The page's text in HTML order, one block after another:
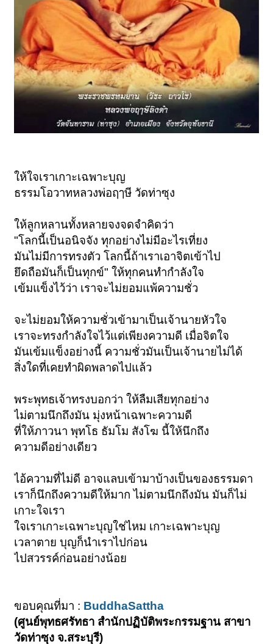
ให้ใจเราเกาะเฉพาะบุญ
ธรรมโอวาทหลวงพ่อฤๅษี วัดท่าซุง
ให้ลูกหลานทั้งหลายจงจดจำคิดว่า
"โลกนี้เป็นอนิจจัง ทุกอย่างไม่มีอะไรเที่ยง
มันไม่มีการทรงตัว โลกนี้ถ้าเราเอาจิตเข้าไป
ยึดถือมันก็เป็นทุกข์" ให้ทุกคนทำกำลังใจ
เข้มแข็งไว้ว่า เราจะไม่ยอมแพ้ความชั่ว
จะไม่ยอมให้ความชั่วเข้ามาเป็นเจ้านายหัวใจ
เราจะทรงกำลังใจไว้แต่เพียงความดี เมื่อจิตใจ
มันเข้มแข็งอย่างนี้ ความชั่วมันเป็นเจ้านายไม่ได้
สิ่งใดที่เคยทำผิดพลาดไปแล้ว
พระพุทธเจ้าทรงบอกว่า ให้ลืมเสียทุกอย่าง
ไม่ตามนึกถึงมัน มุ่งหน้าเฉพาะความดี
ที่ให้ภาวนา พุทโธ ธัมโม สังโฆ นี้ให้นึกถึง
ความดีอย่างเดียว
ไอ้ความที่ไม่ดี อาจแลบเข้ามาบ้างเป็นของธรรมดา
เราก็นึกถึงความดีให้มาก ไม่ตามนึกถึงมัน มันก็ไม่
เกาะใจเรา
ใจเราเกาะเฉพาะบุญใช่ไหม เกาะเฉพาะบุญ
เวลาตาย บุญก็นำเราไปก่อน
ไปสวรรค์ก่อนอย่างน้อย
ขอบคุณที่มา : BuddhaSattha
(ศูนย์พุทธศรัทธา สำนักปฏิบัติพระกรรมฐาน สาขา
วัดท่าซุง จ.สระบุรี)